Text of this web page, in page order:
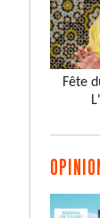
Fête